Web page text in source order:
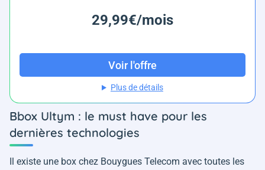
29,99€/mois
Voir l'offre
Plus de détails
Bbox Ultym : le must have pour les
dernières technologies
Il existe une box chez Bouygues Telecom avec toutes les